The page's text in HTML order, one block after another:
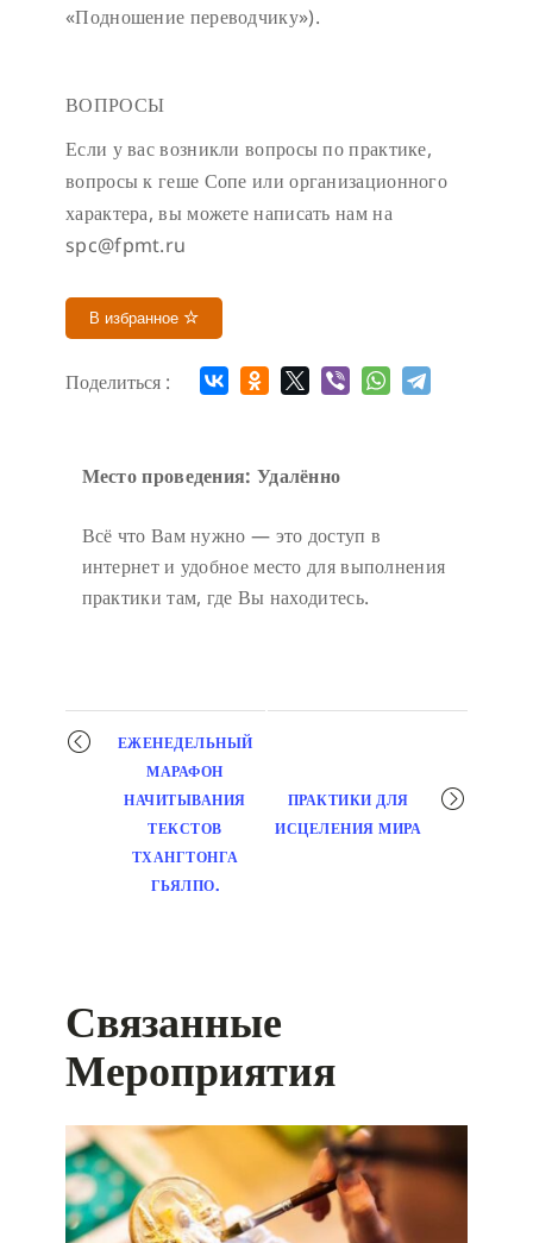
«Подношение переводчику»).
ВОПРОСЫ
Если у вас возникли вопросы по практике,
вопросы к геше Сопе или организационного
характера, вы можете написать нам на
spc@fpmt.ru
В избранное
Поделиться :
Место проведения: Удалённо
Всё что Вам нужно — это доступ в
интернет и удобное место для выполнения
практики там, где Вы находитесь.
Мероприятие
навигация
ЕЖЕНЕДЕЛЬНЫЙ
МАРАФОН
НАЧИТЫВАНИЯ
ТЕКСТОВ
ТХАНГТОНГА
ГЬЯЛПО.
ПРАКТИКИ ДЛЯ
ИСЦЕЛЕНИЯ МИРА
Связанные
Мероприятия